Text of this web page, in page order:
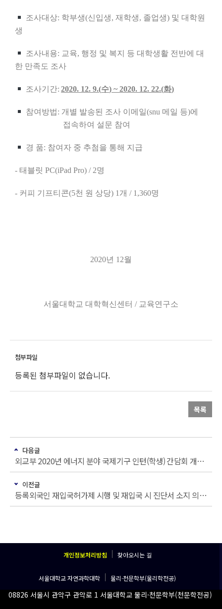
조사대상: 학부생(신입생,재학생, 졸업생) 및 대학원
생
조사내용: 교육, 행정 및 복지 등 대학생활 전반에 대
한 만족도 조사
조사기간: 2020. 12. 9.(수) ~ 2020. 12. 22.(화)
참여방법: 개별 발송된 조사 이메일(snu 메일 등)에
접속하여 설문 참여
경 품: 참여자 중 추첨을 통해 지급
- 태블릿 PC(iPad Pro) / 2명
- 커피 기프티콘(5천 원 상당) 1 개 / 1,360명
2020년 12월
서울대학교 대학혁신센터 / 교육연구소
등록된 첨부파일이 없습니다.
목록
다음글
외교부 2020년 에너지 분야 국제기구 인턴(학생) 간담회 개최 안내
이전글
등록외국인 재입국허가제 시행 및 재입국 시 진단서 소지 의무 안내
개인정보처리방침 찾아오시는 길
서울대학교 자연과학대학 물리·천문학부(물리학전공)
08826 서울시 관악구 관악로 1 서울대학교 물리·천문학부(천문학전공)